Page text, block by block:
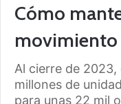
Cómo
movimiento
Al cierre de
millones de
para unas 22 mil